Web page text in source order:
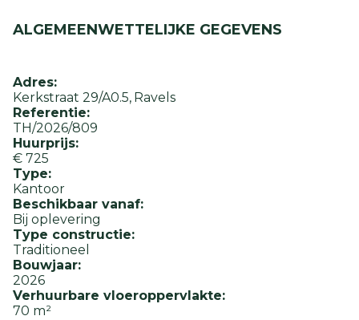
ALGEMEENWETTELIJKE GEGEVENS
Adres:
Kerkstraat 29/A0.5 Ravels
Referentie:
TH/2026/809
Huurprijs:
€ 725
Type:
Kantoor
Beschikbaar vanaf:
Bij oplevering
Type constructie:
Traditioneel
Bouwjaar:
2026
Verhuurbare vloeroppervlakte:
70 m²